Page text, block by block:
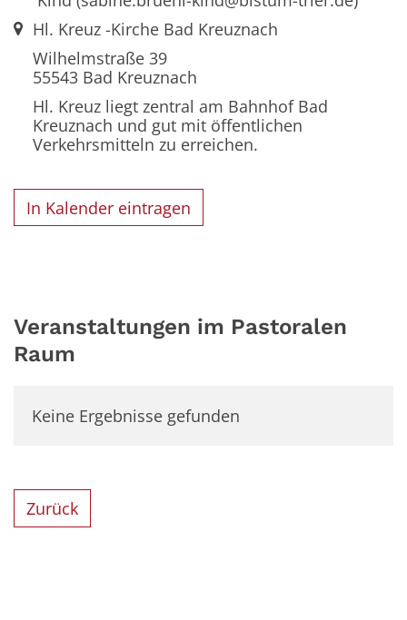
Ort:Hl. Kreuz -Kirche Bad Kreuznach
Wilhelmstraße 39
55543 Bad Kreuznach
Hl. Kreuz liegt zentral am Bahnhof Bad
Kreuznach und gut mit öffentlichen
Verkehrsmitteln zu erreichen.
In Kalender eintragen
Veranstaltungen im Pastoralen
Raum
Keine Ergebnisse gefunden
Zurück